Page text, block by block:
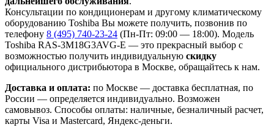
Консультации по кондиционерам и другому климатическому
оборудованию Toshiba Вы можете получить, позвонив по
телефону 8 (495) 740-23-24 (Пн-Пт: 09:00 — 18:00). Модель
Toshiba RAS-3M18G3AVG-E — это прекрасный выбор с
возможностью получить индивидуальную скидку
официального дистрибьютора в Москве, обращайтесь к нам.
Доставка и оплата: по Москве — доставка бесплатная, по
России — определяется индивидуально. Возможен
самовывоз. Способы оплаты: наличные, безналичный расчет,
карты Visa и Mastercard, Яндекс-деньги.